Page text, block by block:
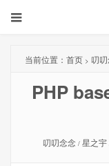
当前位置： 首页 > 叨
PHP
叨叨念念 / 星之宇